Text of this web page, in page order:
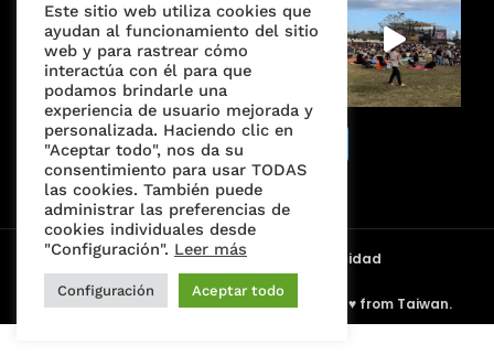
Seguir en Instagram
Condiciones de servicio
Política de privacidad
Alianzas | 合作夥伴
© 2017-2026 HolaTaipei Co. Ltd. - Made with ♥ from Taiwan.
Este sitio web utiliza cookies que
ayudan al funcionamiento del sitio
web y para rastrear cómo
interactúa con él para que
podamos brindarle una
experiencia de usuario mejorada y
personalizada. Haciendo clic en
"Aceptar todo", nos da su
consentimiento para usar TODAS
las cookies. También puede
administrar las preferencias de
cookies individuales desde
"Configuración". Leer más
Configuración Aceptar todo